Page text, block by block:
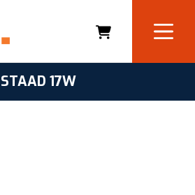
STAAD 17W